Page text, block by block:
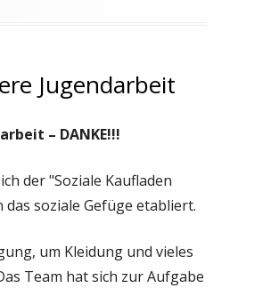
Jugendarbeit
– DANKE!!!
der "Soziale Kaufladen
soziale Gefüge etabliert.
um Kleidung und vieles
Team hat sich zur Aufgabe